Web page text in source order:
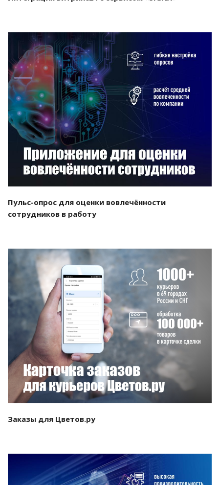
Смотреть проект
Пульс-опрос для оценки вовлечённости
сотрудников в работу
Смотреть проект
Заказы для Цветов.ру